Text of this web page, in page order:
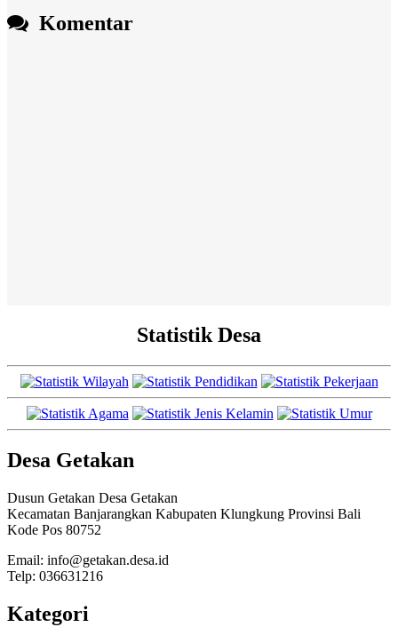
Komentar
Statistik Desa
Desa Getakan
Dusun Getakan Desa Getakan
Kecamatan Banjarangkan Kabupaten Klungkung Provinsi Bali
Kode Pos 80752
Email: info@getakan.desa.id
Telp: 036631216
Kategori